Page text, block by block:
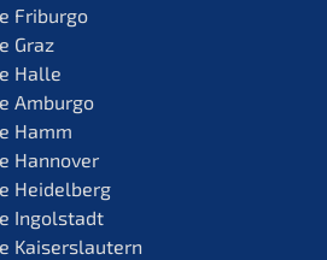
Friburgo
Graz
Halle
Amburgo
Hamm
Hannover
Heidelberg
Ingolstadt
Kaiserslautern